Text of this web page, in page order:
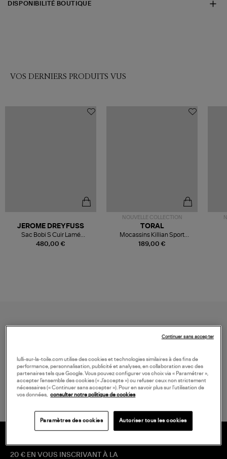
DISPONIBILITÉ BOUTIQUE
VOS DERNIERS PRODUITS VUS
480,00 €
JEROME DREYFUSS
Sac Bobi S Cuir Lamé
Champagne
NOUVELLE COLLECTION
189,00 €
TORAL
Mocassins Killian Sport
Mousse
LIVRAISON GRATUITE
à partir de 150 € d'achat*
20 € EN VOUS INSCRIVANT À LA
lulli-sur-la-toile.com utilise des cookies et technologies similaires à des fins de
performance, personnalisation, publicité et analyses, en collaboration avec des
partenaires tels que Google. Vous pouvez configurer vos choix via « Paramétrer »,
accepter l’ensemble des cookies (« J’accepte ») ou refuser ceux non strictement
nécessaires (« Continuer sans accepter »). Pour en savoir plus sur l’utilisation de
vos données, consulter notre politique de cookies
Paramètres des cookies Autoriser tous les cookies
Continuer sans accepter